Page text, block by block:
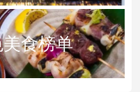
食榜单